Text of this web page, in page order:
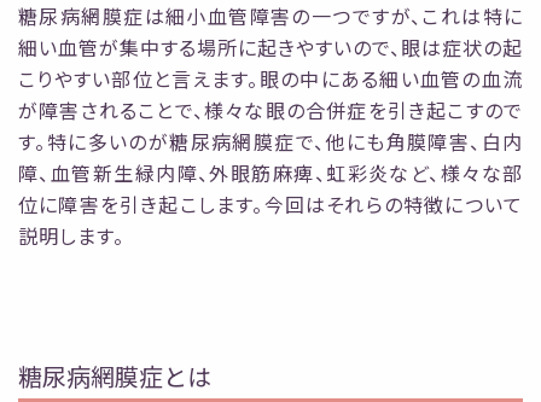
糖尿病網膜症は細小血管障害の一つですが、これは特に
細い血管が集中する場所に起きやすいので、眼は症状の起
こりやすい部位と言えます。 眼の中にある細い血管の血流
が障害されることで、様々な眼の合併症を引き起こすので
す。特に多いのが糖尿病網膜症で、他にも角膜障害、白内
障、血管新生緑内障、外眼筋麻痺、虹彩炎な ど、様々な部
位に障害を引き起こします。今回はそれらの特徴について
説明します。
糖尿病網膜症とは